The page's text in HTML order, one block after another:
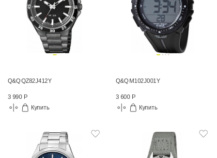
Q&Q QZ82J412Y
3 990 Р
Купить
Q&Q M102J001Y
3 600 Р
Купить